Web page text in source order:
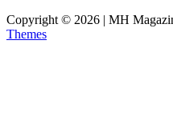
Copyright © 2026 | MH
Themes